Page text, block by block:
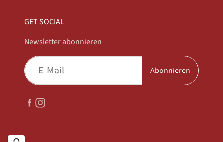
GET SOCIAL
Newsletter abonnieren
Abonnieren